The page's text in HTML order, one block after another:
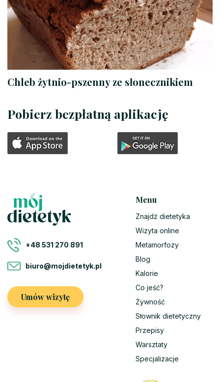
Chleb żytnio-pszenny ze słonecznikiem
Pobierz bezpłatną aplikację
+48 531 270 891
biuro@mojdietetyk.pl
Umów wizytę
Menu
Znajdź dietetyka
Wizyta online
Metamorfozy
Blog
Kalorie
Co jeść?
Żywność
Słownik dietetyczny
Przepisy
Warsztaty
Specjalizacje